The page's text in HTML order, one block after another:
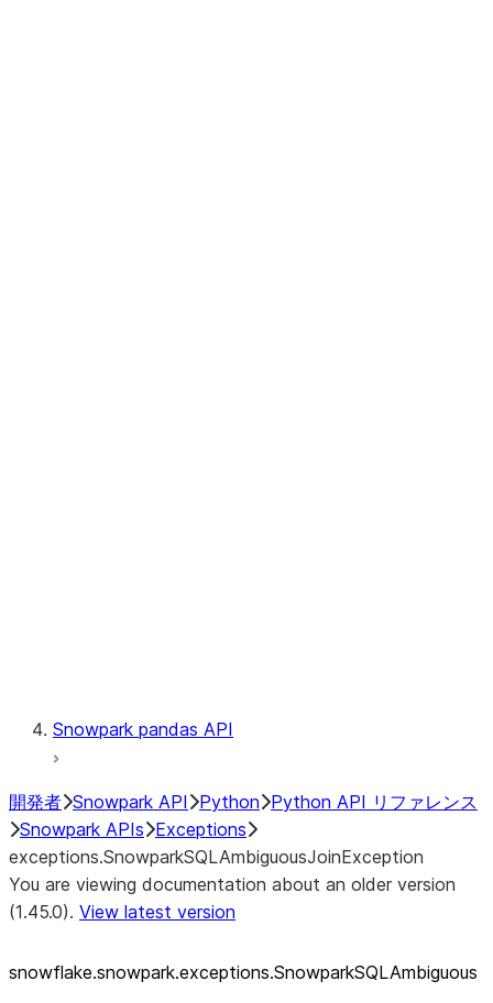
Snowpark pandas API
開発者 Snowpark API Python Python API リファレンス
Snowpark APIs Exceptions
exceptions.SnowparkSQLAmbiguousJoinException
You are viewing documentation about an older version
(1.45.0). View latest version
snowflake.snowpark.exceptions.SnowparkSQLAmbiguous